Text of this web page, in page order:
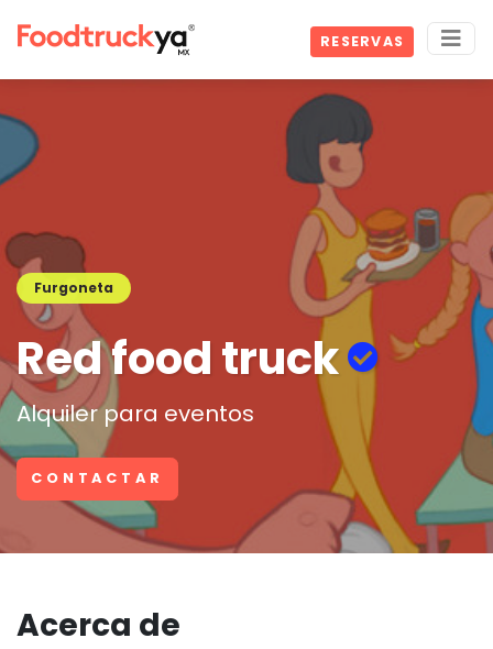
RESERVAS
Furgoneta
Red food truck
Alquiler para eventos
CONTACTAR
Acerca de